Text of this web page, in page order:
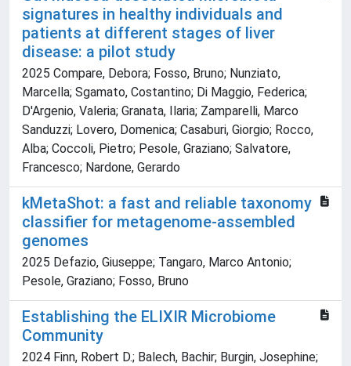
signatures in healthy individuals and
patients at different stages of liver
disease: a pilot study
2025 Compare, Debora; Fosso, Bruno; Nunziato,
Marcella; Sgamato, Costantino; Di Maggio, Federica;
D'Argenio, Valeria; Granata, Ilaria; Zamparelli, Marco
Sanduzzi; Lovero, Domenica; Casaburi, Giorgio; Rocco,
Alba; Coccoli, Pietro; Pesole, Graziano; Salvatore,
Francesco; Nardone, Gerardo
kMetaShot: a fast and reliable taxonomy
classifier for metagenome-assembled
genomes
2025 Defazio, Giuseppe; Tangaro, Marco Antonio;
Pesole, Graziano; Fosso, Bruno
Establishing the ELIXIR Microbiome
Community
2024 Finn, Robert D.; Balech, Bachir; Burgin, Josephine;